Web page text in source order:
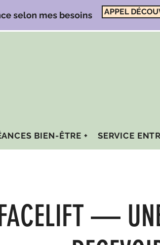
selon mes besoins APPEL
BIEN-ÊTRE + SERVICE
—